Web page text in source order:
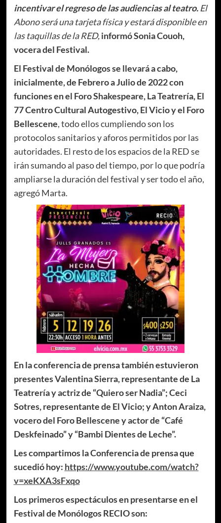
incentivar el regreso de las audiencias al teatro. El
Abono será una tarjeta física y estará disponible en
las taquillas de la RED,informó Sonia Couoh,
vocera del Festival.
El Festival de Monólogos se llevará a cabo,
inicialmente, de Febrero a Julio de 2022 con
funciones en el Foro Shakespeare, La Teatrería, El
77 Centro Cultural Autogestivo, El Vicio y el Foro
Bellescene, todo ellos cumpliendo son los
protocolos sanitarios y aforos permitidos por las
autoridades. El resto de los espacios de la RED se
irán sumando al paso del tiempo, por lo que podría
ampliarse la duración del festival y ser todo el año,
agregó Marta.
En la conferencia de prensa también estuvieron
presentes Valentina Sierra, representante de La
Teatrería y actriz de “Quiero ser Nadia”; Ceci
Sotres, representante de El Vicio; y Anton Araiza,
vocero del Foro Bellescene y actor de “Café
Deskfeinado” y “Bambi Dientes de Leche”.
Les compartimos la Conferencia de prensa que
sucedió hoy: https://www.youtube.com/watch?
v=xeKXA3sFxqo
Los primeros espectáculos en presentarse en el
Festival de Monólogos RECIO son: